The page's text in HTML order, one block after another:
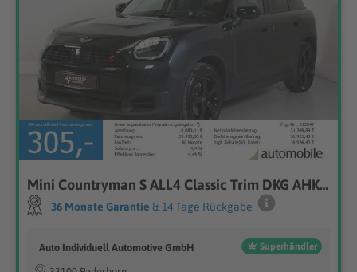
Mini Countryman S ALL4 Classic Trim DKG AHK ACC HuD
36 Monate Garantie & 14 Tage Rückgabe
Auto Individuell Automotive GmbH Superhändler